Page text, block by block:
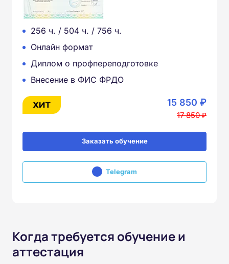
256 ч. / 504 ч. / 756 ч.
Онлайн формат
Диплом о профпереподготовке
Внесение в ФИС ФРДО
15 850 ₽
17 850 ₽
Заказать обучение
Telegram
Когда требуется обучение и
аттестация